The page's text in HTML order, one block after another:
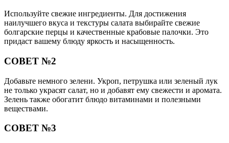
Используйте свежие ингредиенты. Для достижения
наилучшего вкуса и текстуры салата выбирайте свежие
болгарские перцы и качественные крабовые палочки. Это
придаст вашему блюду яркость и насыщенность.
СОВЕТ №2
Добавьте немного зелени. Укроп, петрушка или зеленый лук
не только украсят салат, но и добавят ему свежести и аромата.
Зелень также обогатит блюдо витаминами и полезными
веществами.
СОВЕТ №3